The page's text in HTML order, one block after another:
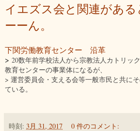
イエズス会と関連があ
ーーん。
下関労働教育センター 沿革
> 20数年前学校法人から宗教法人カトリッ
教育センターの事業体になるが、
> 運営委員会・支える会等一般市民と共に
ている。
時刻: 3月 31, 2017 0 件のコメント: